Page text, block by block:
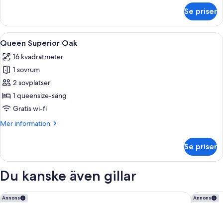
PENTHOUSE
Se priser
Öppna
alla
foton
för
Queen
Superior
Oak
Ett modernt hotellrum med en
5
Queen Superior Oak
16 kvadratmeter
1 sovrum
2 sovplatser
1 queensize-säng
Gratis wi-fi
Mer information
Mer
Superior
Se priser
Du kanske även gillar
Annons
Radisson Blu Royal Viking Hotel, Stockholm Annons
Best